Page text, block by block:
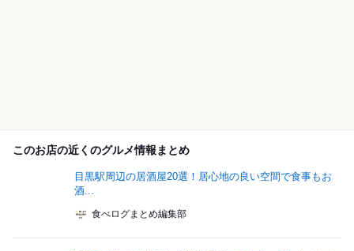
このお店の近くのグルメ情報まとめ
目黒駅周辺の居酒屋20選！居心地の良い空間で食事もお
酒...
食べログまとめ編集部